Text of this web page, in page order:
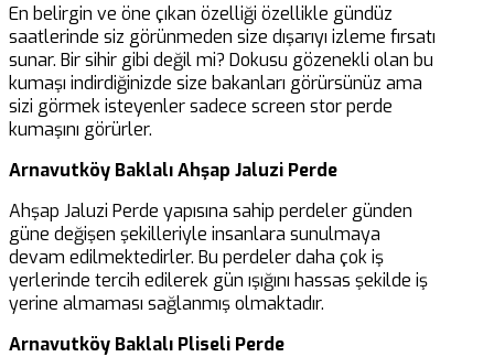
En belirgin ve öne çıkan özelliği özellikle gündüz
saatlerinde siz görünmeden size dışarıyı izleme fırsatı
sunar. Bir sihir gibi değil mi? Dokusu gözenekli olan bu
kumaşı indirdiğinizde size bakanları görürsünüz ama
sizi görmek isteyenler sadece screen stor perde
kumaşını görürler.
Arnavutköy Baklalı Ahşap Jaluzi Perde
Ahşap Jaluzi Perde yapısına sahip perdeler günden
güne değişen şekilleriyle insanlara sunulmaya
devam edilmektedirler. Bu perdeler daha çok iş
yerlerinde tercih edilerek gün ışığını hassas şekilde iş
yerine almaması sağlanmış olmaktadır.
Arnavutköy Baklalı Pliseli Perde